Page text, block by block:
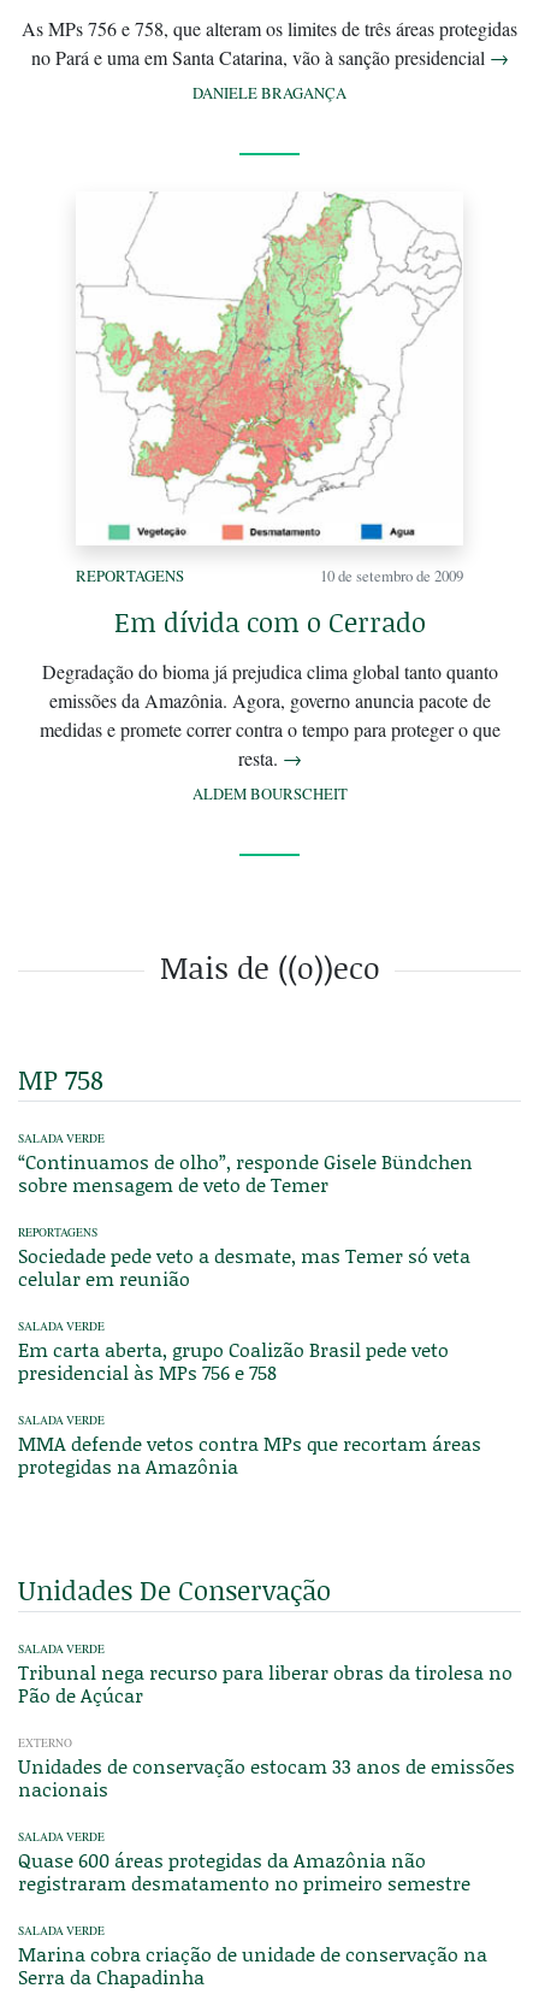
As MPs 756 e 758, que alteram os limites de três áreas protegidas
no Pará e uma em Santa Catarina, vão à sanção presidencial →
DANIELE BRAGANÇA
REPORTAGENS 10 de setembro de 2009
Em dívida com o Cerrado
Degradação do bioma já prejudica clima global tanto quanto
emissões da Amazônia. Agora, governo anuncia pacote de
medidas e promete correr contra o tempo para proteger o que
resta. →
ALDEM BOURSCHEIT
Mais de ((o))eco
MP 758
SALADA VERDE
“Continuamos de olho”, responde Gisele Bündchen
sobre mensagem de veto de Temer
REPORTAGENS
Sociedade pede veto a desmate, mas Temer só veta
celular em reunião
SALADA VERDE
Em carta aberta, grupo Coalizão Brasil pede veto
presidencial às MPs 756 e 758
SALADA VERDE
MMA defende vetos contra MPs que recortam áreas
protegidas na Amazônia
Unidades De Conservação
SALADA VERDE
Tribunal nega recurso para liberar obras da tirolesa no
Pão de Açúcar
EXTERNO
Unidades de conservação estocam 33 anos de emissões
nacionais
SALADA VERDE
Quase 600 áreas protegidas da Amazônia não
registraram desmatamento no primeiro semestre
SALADA VERDE
Marina cobra criação de unidade de conservação na
Serra da Chapadinha